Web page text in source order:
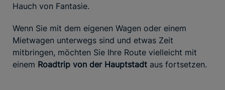
Hauch von Fantasie.
Wenn Sie mit dem eigenen Wagen oder einem
Mietwagen unterwegs sind und etwas Zeit
mitbringen, möchten Sie Ihre Route vielleicht mit
einem Roadtrip von der Hauptstadt aus fortsetzen.